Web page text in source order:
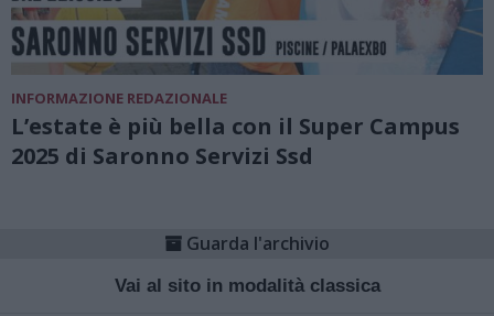
INFORMAZIONE REDAZIONALE
L’estate è più bella con il Super Campus
2025 di Saronno Servizi Ssd
Guarda l'archivio
Vai al sito in modalità classica